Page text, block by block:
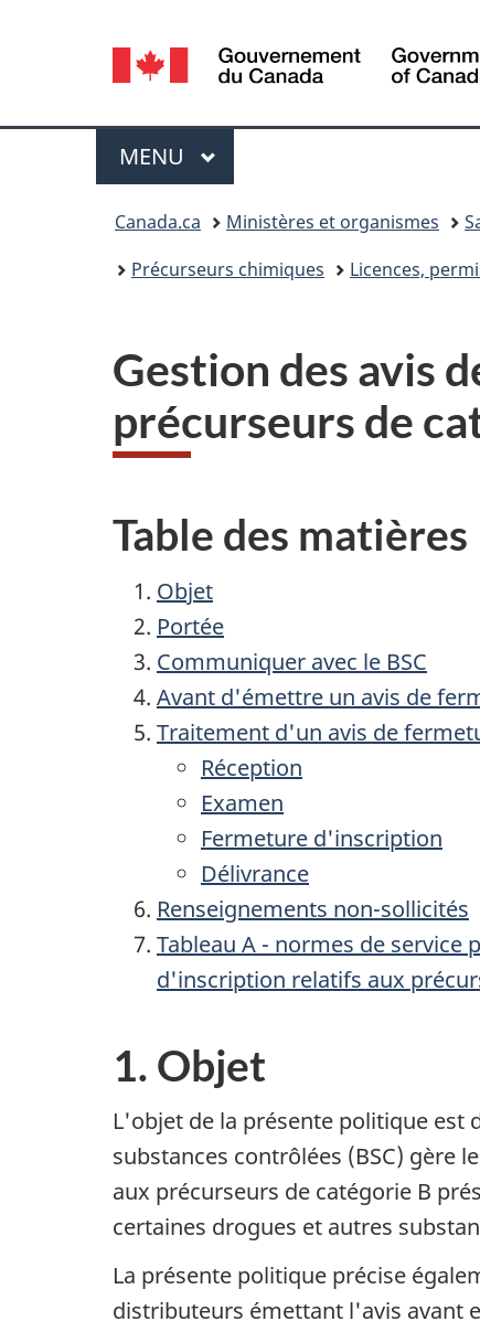
Sélection
de
la
langue
Menu
MENU PRINCIPAL
Canada.ca Ministères et organismes
Précurseurs chimiques
Licences,
Gestion des avis
précurseurs de
Table des matières
Objet
Portée
Communiquer avec le BSC
Avant d'émettre un avis de
Traitement d'un avis de
Réception
Examen
Fermeture d'inscription
Délivrance
Renseignements non-sollicités
Tableau A - normes de
d'inscription relatifs aux
1. Objet
L'objet de la présente politique est
substances contrôlées (BSC) gère
aux précurseurs de catégorie B
certaines drogues et autres
La présente politique précise
distributeurs émettant l'avis avant